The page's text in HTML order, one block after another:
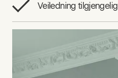
Veiledning tilgjengelig